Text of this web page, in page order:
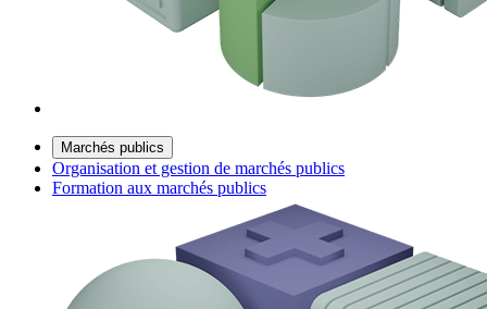
Marchés publics
Organisation et gestion de marchés publics
Formation aux marchés publics